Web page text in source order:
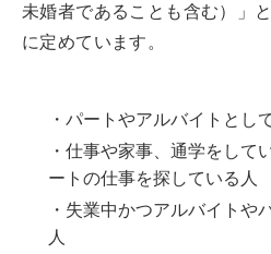
未婚者であることも含む）」
に定めています。
・パートやアルバイトとし
・仕事や家事、通学をして
ートの仕事を探している人
・失業中かつアルバイトや
人